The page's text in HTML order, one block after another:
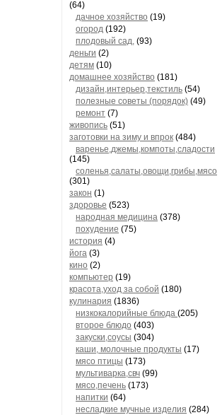
(64)
дачное хозяйство (19)
огород (192)
плодовый сад, (93)
деньги (2)
детям (10)
домашнее хозяйство (181)
дизайн,интерьер,текстиль (54)
полезные советы (порядок) (49)
ремонт (7)
живопись (51)
заготовки на зиму и впрок (484)
варенье,джемы,компоты,сладости
(145)
соленья,салаты,овощи,грибы,мясо
(301)
закон (1)
здоровье (523)
народная медицина (378)
похудение (75)
история (4)
йога (3)
кино (2)
компьютер (19)
красота,уход за собой (180)
кулинария (1836)
низкокалорийные блюда (205)
второе блюдо (403)
закуски,соусы (304)
каши, молочные продукты (17)
мясо птицы (173)
мультиварка,свч (99)
мясо,печень (173)
напитки (64)
несладкие мучные изделия (284)